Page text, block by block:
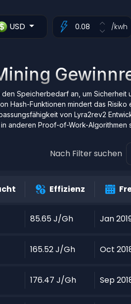
USD /kwh
Speicherbedarf an, um
Hash-Funktionen mindert das
von Lyra2rev2
anderen Proof-of-Work-Algorithmen
Nach Filter suchen
Effizienz
85.65 J/Gh Jan
165.52 J/Gh Oct
176.47 J/Gh Sep